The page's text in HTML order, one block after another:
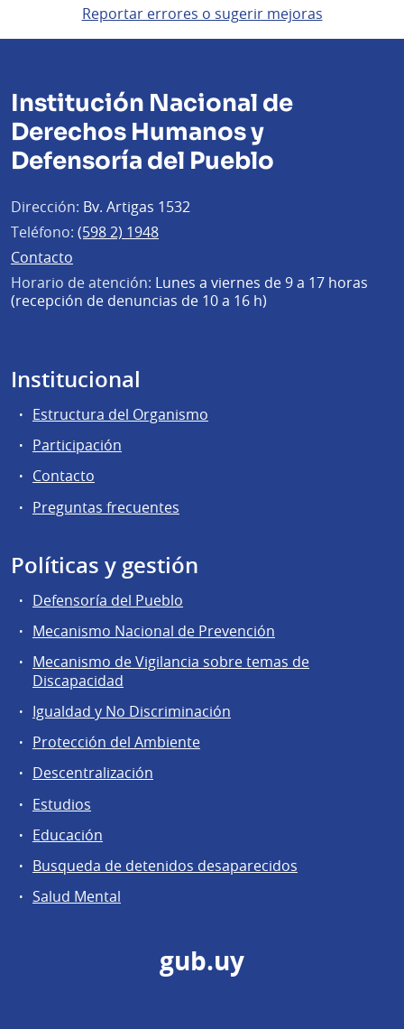
Reportar errores o sugerir mejoras
Institución Nacional de
Derechos Humanos y
Defensoría del Pueblo
Dirección: Bv. Artigas 1532
Teléfono: (598 2) 1948
Contacto
Horario de atención: Lunes a viernes de 9 a 17 horas
(recepción de denuncias de 10 a 16 h)
Institucional
Estructura del Organismo
Participación
Contacto
Preguntas frecuentes
Políticas y gestión
Defensoría del Pueblo
Mecanismo Nacional de Prevención
Mecanismo de Vigilancia sobre temas de
Discapacidad
Igualdad y No Discriminación
Protección del Ambiente
Descentralización
Estudios
Educación
Busqueda de detenidos desaparecidos
Salud Mental
gub.uy